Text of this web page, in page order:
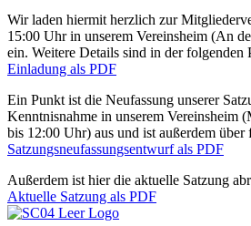
Wir laden hiermit herzlich zur
15:00 Uhr in unserem Vereinsheim (An
ein. Weitere Details sind in der folgenden
Einladung als PDF
Ein Punkt ist die Neufassung unserer
Kenntnisnahme in unserem Vereinsheim
bis 12:00 Uhr) aus und ist außerdem
Satzungsneufassungsentwurf als PDF
Außerdem ist hier die aktuelle Satzung
Aktuelle Satzung als PDF